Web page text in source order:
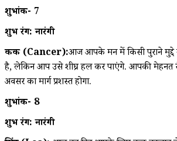
शुभांक- 7
शुभ रंग: नारंगी
कर्क (Cancer):आज आपके मन में किसी पुराने मुद्दे
है, लेकिन आप उसे शीघ्र हल कर पाएंगे. आपकी मेहनत
अवसर का मार्ग प्रशस्त होगा.
शुभांक- 8
शुभ रंग: नारंगी